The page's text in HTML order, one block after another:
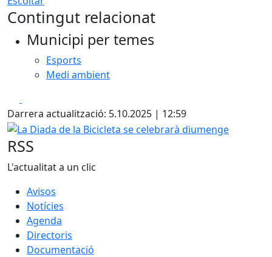
Contingut relacionat
Municipi per temes
Esports
Medi ambient
Darrera actualització: 5.10.2025 | 12:59
La Diada de la Bicicleta se celebrarà diumenge
RSS
L'actualitat a un clic
Avisos
Notícies
Agenda
Directoris
Documentació